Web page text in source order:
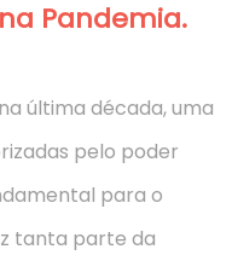
Pandemia.
última década, uma
pelo poder
para o
tanta parte da